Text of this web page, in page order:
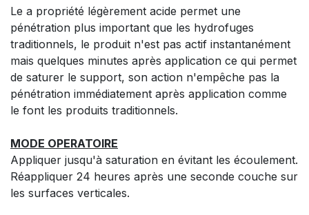
Le a propriété légèrement acide permet une
pénétration plus important que les hydrofuges
traditionnels, le produit n'est pas actif instantanément
mais quelques minutes après application ce qui permet
de saturer le support, son action n'empêche pas la
pénétration immédiatement après application comme
le font les produits traditionnels.
MODE OPERATOIRE
Appliquer jusqu'à saturation en évitant les écoulement.
Réappliquer 24 heures après une seconde couche sur
les surfaces verticales.